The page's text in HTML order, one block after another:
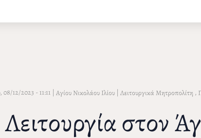
12/2023 - 11:11 | Αγίου Νικολάου Ιλίου| Λειτουργικά Μητροπολίτη ,
στον